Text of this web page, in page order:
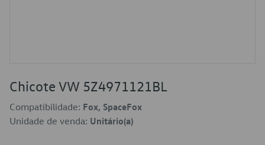
Chicote VW 5Z4971121BL
Compatibilidade: Fox, SpaceFox
Unidade de venda: Unitário(a)